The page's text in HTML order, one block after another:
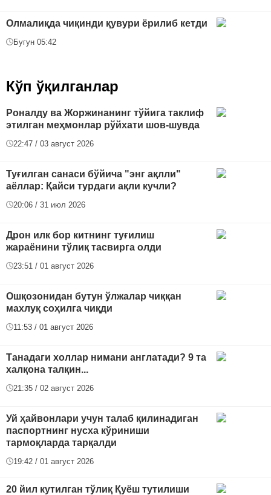
Олмалиқда чиқинди қувури ёрилиб кетди
Бугун 05:42
Кўп ўқилганлар
Роналду ва Жоржинанинг тўйига таклиф
этилган меҳмонлар рўйхати шов-шувда
22:47 / 03 август 2026
Туғилган санаси бўйича "энг ақлли"
аёллар: Қайси турдаги ақли кучли?
20:06 / 31 июл 2026
Дрон илк бор китнинг туғилиш
жараёнини тўлиқ тасвирга олди
23:51 / 01 август 2026
Ошқозонидан бутун ўлжалар чиққан
махлуқ соҳилга чиқди
11:53 / 01 август 2026
Танадаги холлар нимани англатади? 9 та
халқона талқин...
21:35 / 02 август 2026
Уй ҳайвонлари учун талаб қилинадиган
паспортнинг нусха кўриниши
тармоқларда тарқалди
19:42 / 01 август 2026
20 йил кутилган тўлиқ Қуёш тутилиши